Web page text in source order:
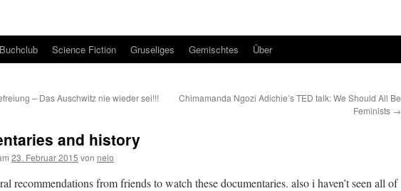
Buchclub Science Fiction Gruseliges Gemischtes Über
– Das Auschwitz nie wieder sei!!!
Chimamanda Ngozi Adichie’s TED talk: We Should All Be
Feminists →
and history
23. Februar 2015 von nelo
recommendations from friends to watch these documentaries. also i haven’t seen all of